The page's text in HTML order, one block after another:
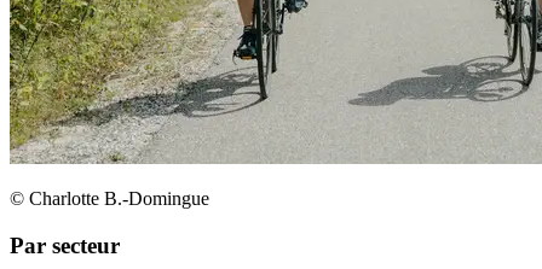
© Charlotte B.-Domingue
Par secteur